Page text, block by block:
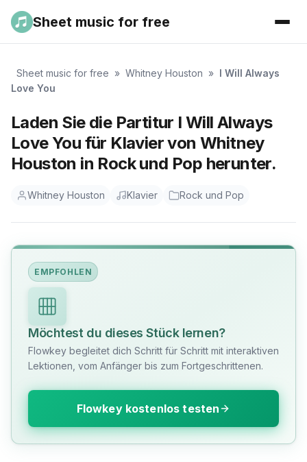
Sheet music for free
Sheet music for free » Whitney Houston » I Will Always
Love You
Laden Sie die Partitur I Will Always
Love You für Klavier von Whitney
Houston in Rock und Pop herunter.
Whitney Houston Klavier Rock und Pop
EMPFOHLEN
Möchtest du dieses Stück lernen?
Flowkey begleitet dich Schritt für Schritt mit interaktiven
Lektionen, vom Anfänger bis zum Fortgeschrittenen.
Flowkey kostenlos testen